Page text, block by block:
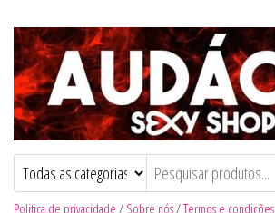
Audacia Sexy Shop
Politica de privacidade / Sobre nós/Termos e condições